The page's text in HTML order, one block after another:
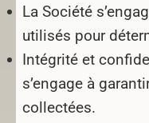
La Société
utilisés pour
Intégrité et
s’engage à
collectées.